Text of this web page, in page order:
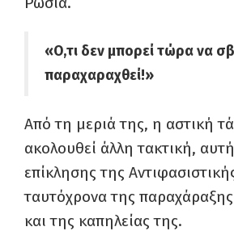
«Ο,τι δεν μπορεί τώρα να
παραχαραχθεί!»
Από τη μεριά της, η αστική
ακολουθεί άλλη τακτική,
επίκλησης της
ταυτόχρονα της παραχάραξης
και της καπηλείας της.